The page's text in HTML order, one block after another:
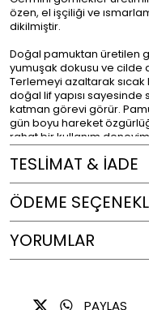
özen, el işçiliği ve
dikilmiştir.
Doğal pamuktan üretilen
yumuşak dokusu ve cilde
Terlemeyi azaltarak
doğal lif yapısı
katman görevi görür.
gün boyu hareket
rahat bir kullanım
Renk : Mavi
TESLİMAT & İADE
ÖDEME
YORUMLAR
PAYLAŞ